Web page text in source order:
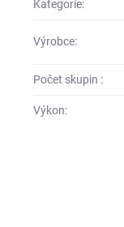
Kategorie:
Výrobce:
Počet skupin :
Výkon: